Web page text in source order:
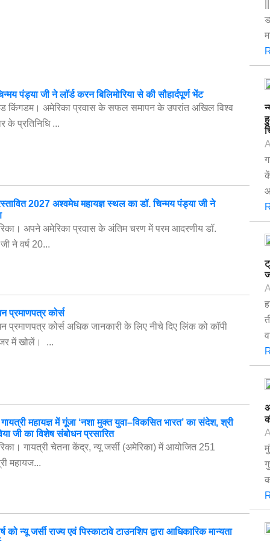
पंड्या जी ने लॉर्ड करन बिलिमोरिया से की सौहार्दपूर्ण भेंट
किंगडम। अमेरिका प्रवास के सफल समापन के उपरांत अखिल विश्व
के प्रतिनिधि ...
2027 अश्वमेध महायज्ञ स्थल का डॉ. चिन्मय पंड्या जी ने
अपने अमेरिका प्रवास के अंतिम चरण में परम आदरणीय डॉ.
ने वर्ष 20...
प्रमाणपत्र कोर्स
प्रमाणपत्र कोर्स अधिक जानकारी के लिए नीचे दिए लिंक को कॉपी
में खोलें। ...
महायज्ञ में गूंजा ‘नशा मुक्त युवा–विकसित भारत’ का संदेश, श्री
जी का विशेष संबोधन प्रसारित
गायत्री चेतना केंद्र, न्यू जर्सी (अमेरिका) में आयोजित 251
महायज...
को न्यू जर्सी राज्य एवं पिस्काटावे टाउनशिप द्वारा आधिकारिक मान्यता